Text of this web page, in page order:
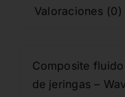
Valoraciones (0)
Composite
de jeringas –